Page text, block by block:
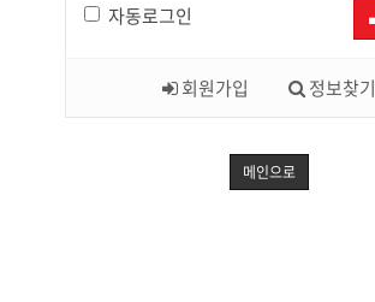
자동로그인
회원가입 정보찾기
메인으로